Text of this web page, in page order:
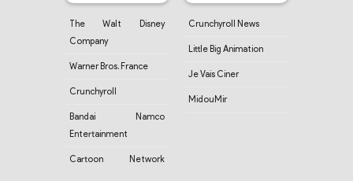
The Walt Disney
Company
Warner Bros. France
Crunchyroll
Bandai Namco
Entertainment
Cartoon Network
Crunchyroll News
Little Big Animation
Je Vais Ciner
MidouMir